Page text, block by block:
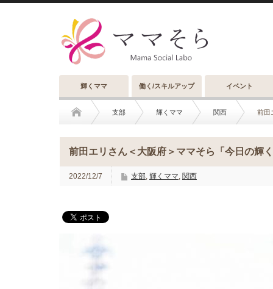
輝くママ 働く/スキルアップ イベント
支部 輝くママ 関西 前田
前田エリさん＜大阪府＞ママそら「今日の輝
2022/12/7 支部, 輝くママ, 関西